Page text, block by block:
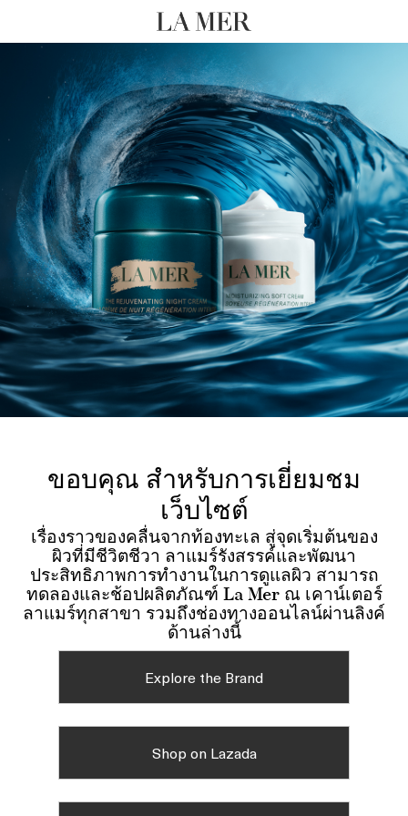
ขอบคุณ สำหรับการเยี่ยมชม
เว็บไซต์
เรื่องราวของคลื่นจากท้องทะเล สู่จุดเริ่มต้นของ
ผิวที่มีชีวิตชีวา ลาแมร์รังสรรค์และพัฒนา
ประสิทธิภาพการทำงานในการดูแลผิว สามารถ
ทดลองและช้อปผลิตภัณฑ์ La Mer ณ เคาน์เตอร์
ลาแมร์ทุกสาขา รวมถึงช่องทางออนไลน์ผ่านลิงค์
ด้านล่างนี้
Explore the Brand
Shop on Lazada